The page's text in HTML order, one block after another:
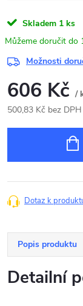
Skladem 1 ks
Možnosti
606 Kč /
500,83 Kč bez DPH
Dotaz k
Popis produktu
Detailní